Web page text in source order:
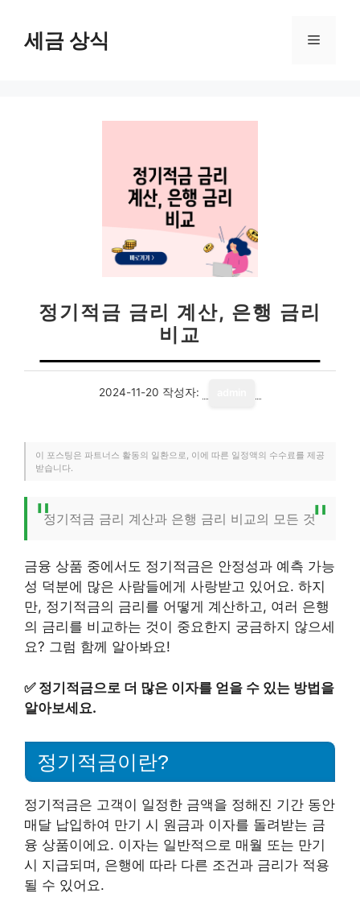
세금 상식 메
정기적금 금리 계산, 은행 금리
비교
2024-11-20 작성자:
이 포스팅은 파트너스 활동의 일환으로, 이에 따른 일정액의 수수료를 제공
받습니다.
정기적금 금리 계산과 은행 금리 비교의 모든 것
금융 상품 중에서도 정기적금은 안정성과 예측 가능
성 덕분에 많은 사람들에게 사랑받고 있어요. 하지
만, 정기적금의 금리를 어떻게 계산하고, 여러 은행
의 금리를 비교하는 것이 중요한지 궁금하지 않으세
요? 그럼 함께 알아봐요!
✅ 정기적금으로 더 많은 이자를 얻을 수 있는 방법을
알아보세요.
정기적금이란?
정기적금은 고객이 일정한 금액을 정해진 기간 동안
매달 납입하여 만기 시 원금과 이자를 돌려받는 금
융 상품이에요. 이자는 일반적으로 매월 또는 만기
시 지급되며, 은행에 따라 다른 조건과 금리가 적용
될 수 있어요.